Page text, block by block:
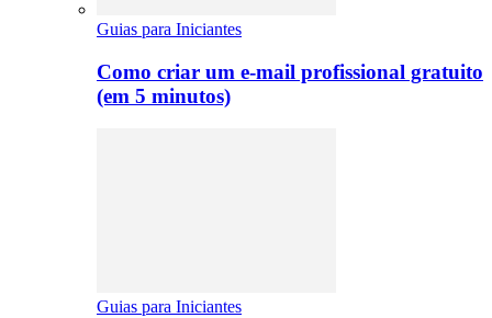
Guias para Iniciantes
Como criar um e-mail profissional gratuito
(em 5 minutos)
Guias para Iniciantes